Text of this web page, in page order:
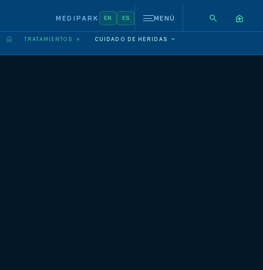
MEDIPARK EN ES MENÚ
TRATAMIENTOS CUIDADO DE HERIDAS